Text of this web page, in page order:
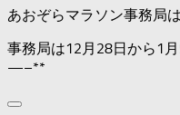
あおぞらマラソン事務局は
事務局は12月28日から1
—–**